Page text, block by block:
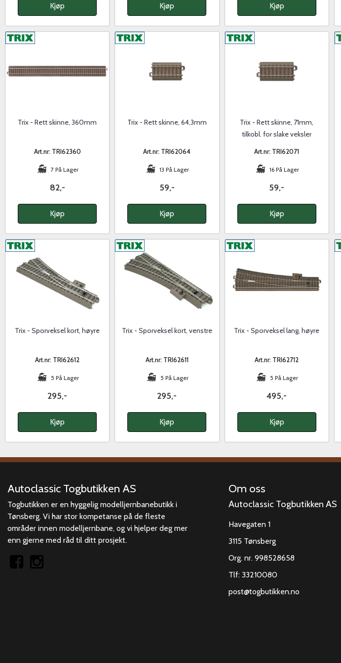
Kjøp Kjøp Kjøp
Trix - Rett skinne, 360mm
Art.nr: TRI62360
7 På Lager
82,-
Kjøp
Trix - Rett skinne, 64,3mm
Art.nr: TRI62064
13 På Lager
59,-
Kjøp
Trix - Rett skinne, 71mm,
tilkobl. for slake veksler
Art.nr: TRI62071
16 På Lager
59,-
Kjøp
Trix - Sporveksel kort, høyre
Art.nr: TRI62612
5 På Lager
295,-
Kjøp
Trix - Sporveksel kort, venstre
Art.nr: TRI62611
5 På Lager
295,-
Kjøp
Trix - Sporveksel lang, høyre
Art.nr: TRI62712
5 På Lager
495,-
Kjøp
Autoclassic Togbutikken AS
Togbutikken er en hyggelig modelljernbanebutikk i
Tønsberg. Vi har stor kompetanse på de fleste
områder innen modelljernbane, og vi hjelper deg mer
enn gjerne med råd til ditt prosjekt.
Om oss
Autoclassic Togbutikken AS
Havegaten 1
3115 Tønsberg
Org. nr. 998528658
Tlf: 33210080
post@togbutikken.no